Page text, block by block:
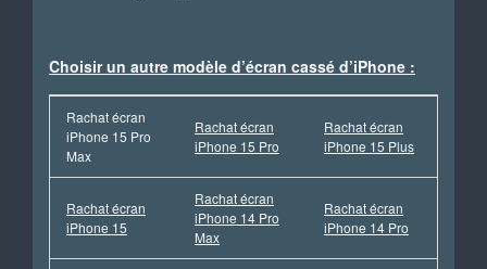
Choisir un autre modèle d’écran cassé d’iPhone :
Rachat écran
iPhone 15 Pro
Max
Rachat écran
iPhone 15 Pro
Rachat écran
iPhone 15 Plus
Rachat écran
iPhone 15
Rachat écran
iPhone 14 Pro
Max
Rachat écran
iPhone 14 Pro